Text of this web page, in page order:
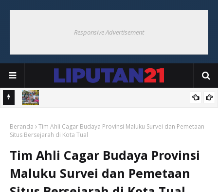
Responsive Advertisement
Warga
Beranda
Tim Ahli Cagar Budaya Provinsi Maluku Survei dan Pemetaan
Situs Bersejarah di Kota Tual
Tim Ahli Cagar Budaya Provinsi
Maluku Survei dan Pemetaan